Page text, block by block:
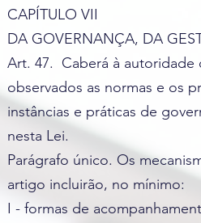
CAPÍTULO VII
DA GOVERNANÇA, DA
Art. 47. Caberá à autoridade
observados as normas e os
instâncias e práticas de
nesta Lei.
Parágrafo único. Os
artigo incluirão, no mínimo:
I - formas de